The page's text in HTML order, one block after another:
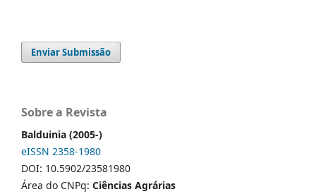
Enviar Submissão
Sobre a Revista
Balduinia (2005-)
eISSN 2358-1980
DOI: 10.5902/23581980
Área do CNPq: Ciências Agrárias